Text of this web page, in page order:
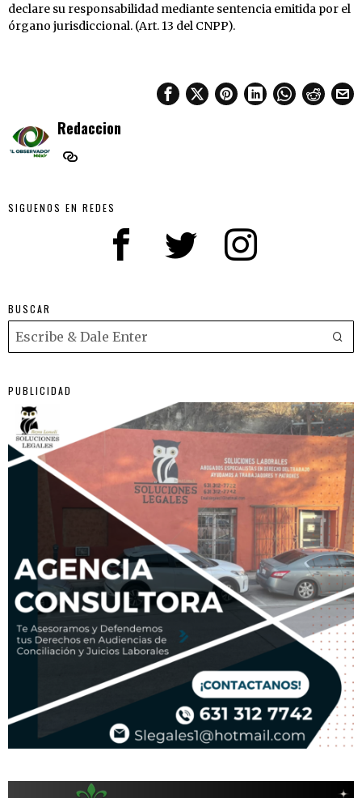
declare su responsabilidad mediante sentencia emitida por el
órgano jurisdiccional. (Art. 13 del CNPP).
Redaccion
SIGUENOS EN REDES
BUSCAR
PUBLICIDAD